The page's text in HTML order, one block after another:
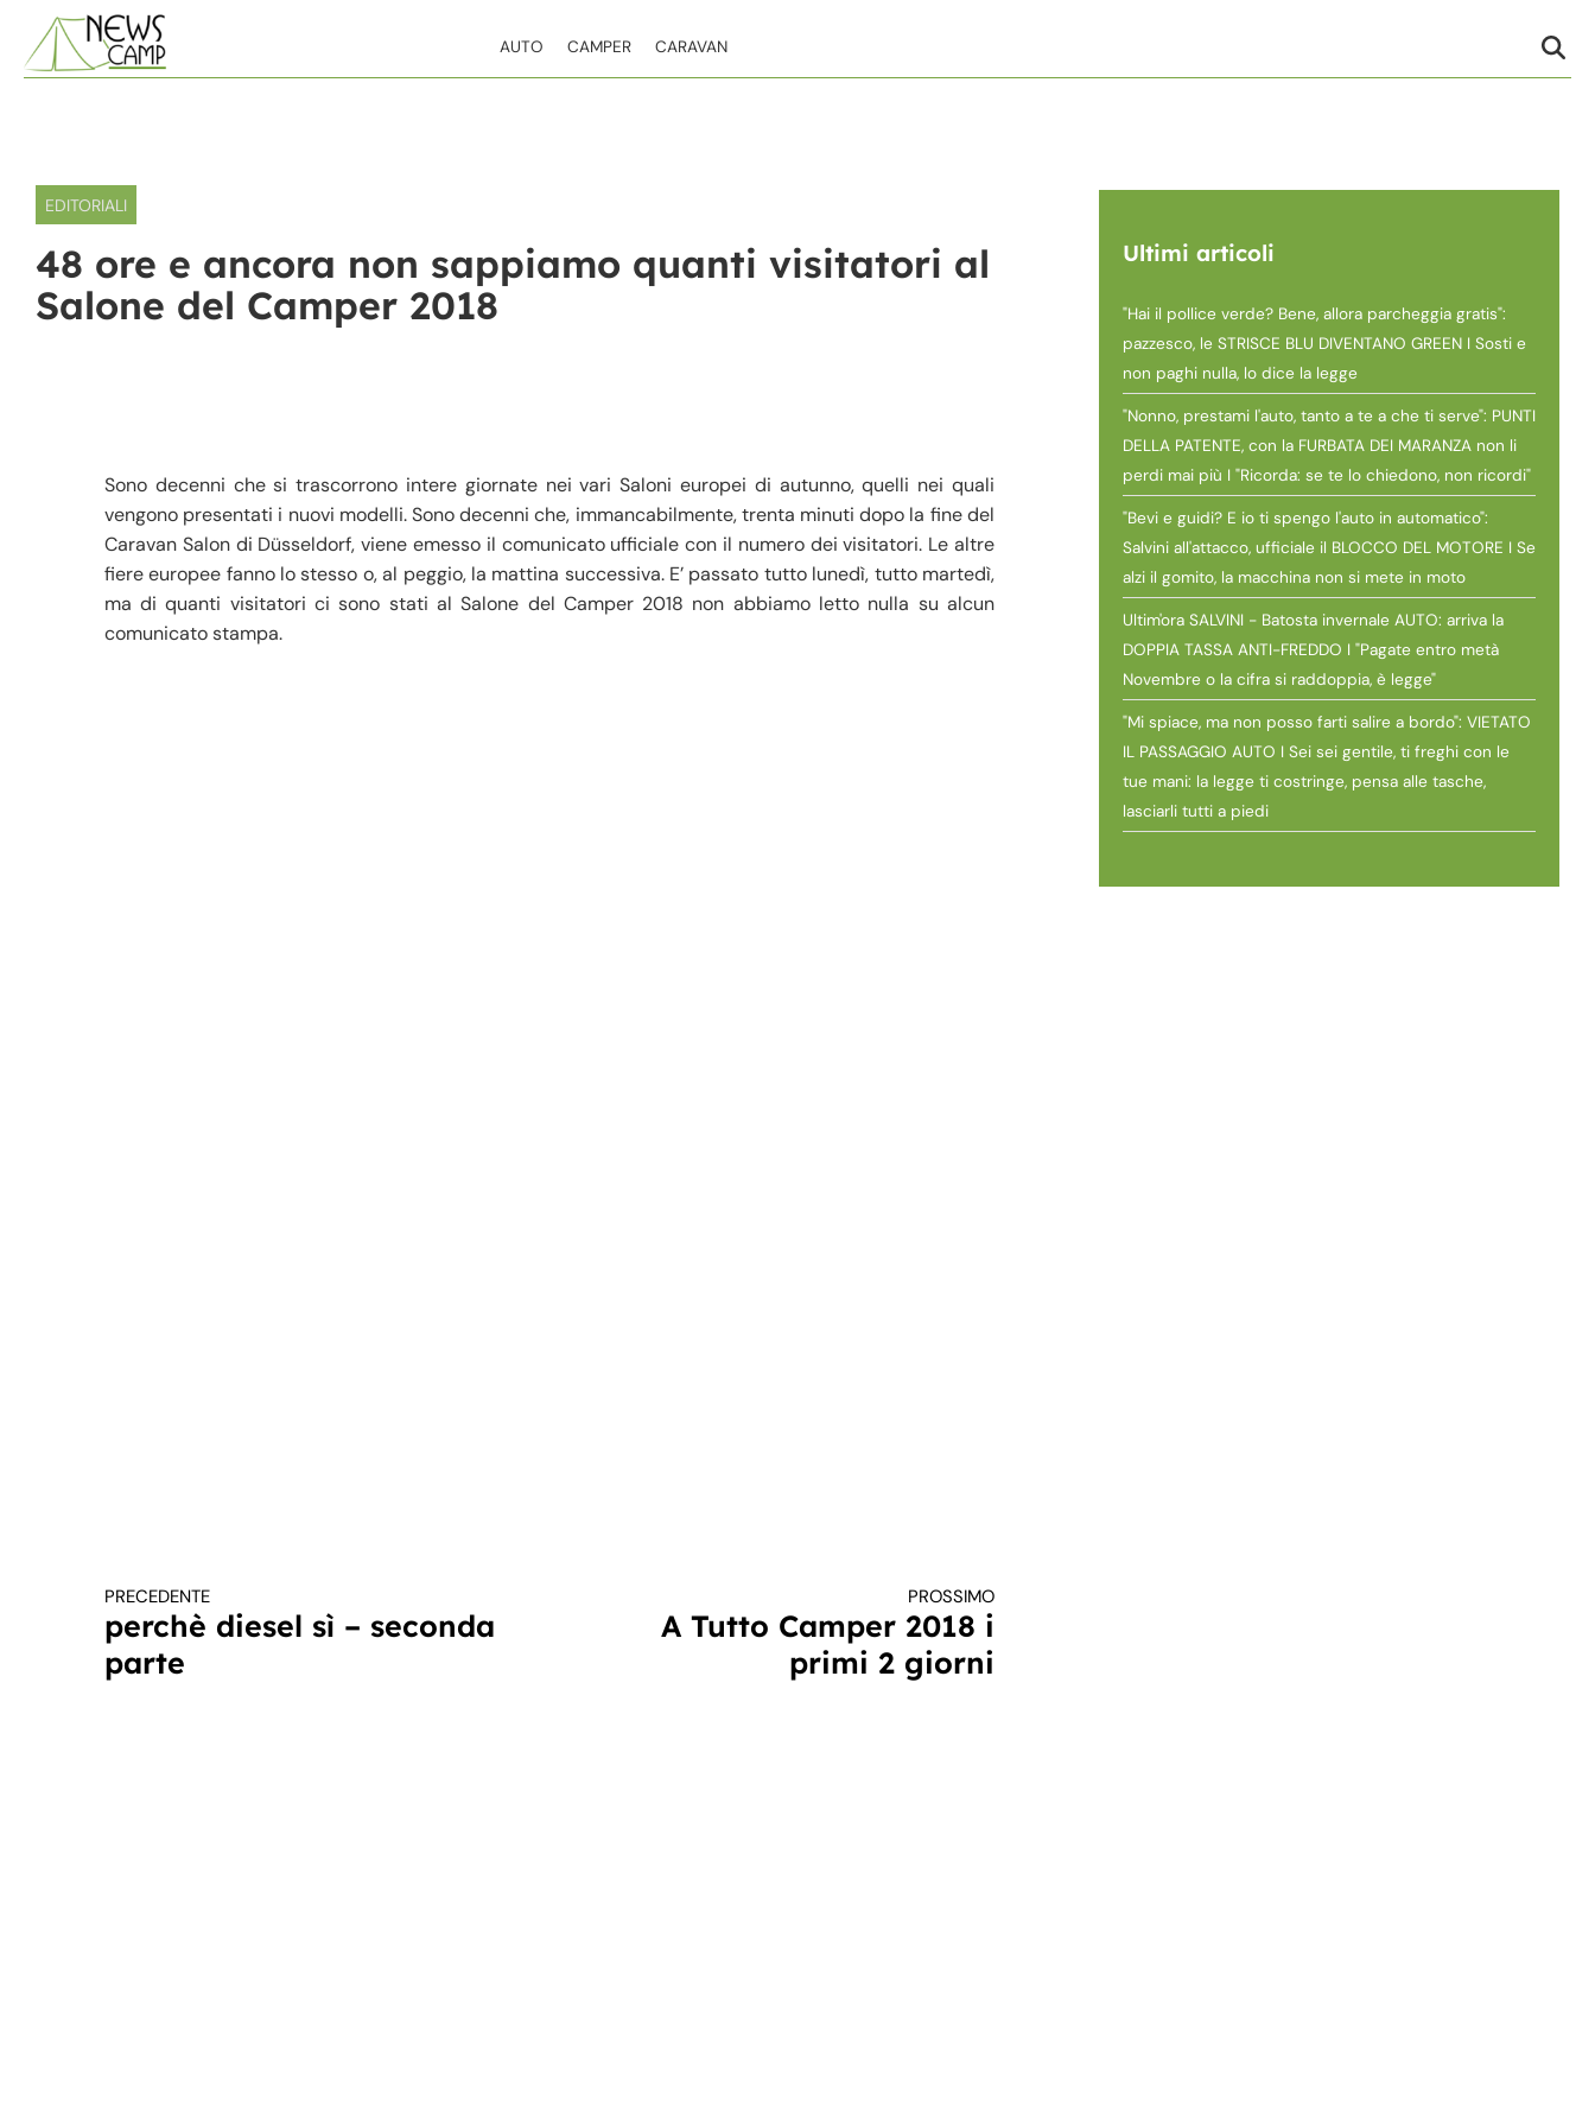
Skip to content
AUTO
CAMPER CARAVAN
EDITORIALI
48 ore e ancora non sappiamo quanti visitatori al
Salone del Camper 2018
Sono decenni che si trascorrono intere giornate nei vari Saloni europei di autunno, quelli nei quali
vengono presentati i nuovi modelli. Sono decenni che, immancabilmente, trenta minuti dopo la fine del
Caravan Salon di Düsseldorf, viene emesso il comunicato ufficiale con il numero dei visitatori. Le altre
fiere europee fanno lo stesso o, al peggio, la mattina successiva. E’ passato tutto lunedì, tutto martedì,
ma di quanti visitatori ci sono stati al Salone del Camper 2018 non abbiamo letto nulla su alcun
comunicato stampa.
Continua a leggere
PRECEDENTE
perchè diesel sì – seconda
parte
PROSSIMO
A Tutto Camper 2018 i
primi 2 giorni
Ultimi articoli
"Hai il pollice verde? Bene, allora parcheggia gratis":
pazzesco, le STRISCE BLU DIVENTANO GREEN I Sosti e
non paghi nulla, lo dice la legge
"Nonno, prestami l'auto, tanto a te a che ti serve": PUNTI
DELLA PATENTE, con la FURBATA DEI MARANZA non li
perdi mai più I "Ricorda: se te lo chiedono, non ricordi"
"Bevi e guidi? E io ti spengo l'auto in automatico":
Salvini all'attacco, ufficiale il BLOCCO DEL MOTORE I Se
alzi il gomito, la macchina non si mete in moto
Ultim'ora SALVINI - Batosta invernale AUTO: arriva la
DOPPIA TASSA ANTI-FREDDO I "Pagate entro metà
Novembre o la cifra si raddoppia, è legge"
"Mi spiace, ma non posso farti salire a bordo": VIETATO
IL PASSAGGIO AUTO I Sei sei gentile, ti freghi con le
tue mani: la legge ti costringe, pensa alle tasche,
lasciarli tutti a piedi